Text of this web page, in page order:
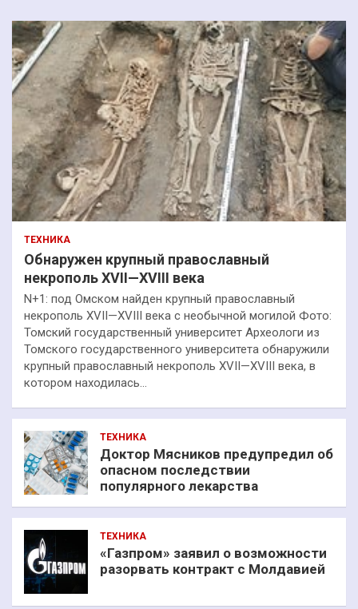
ТЕХНИКА
Обнаружен крупный православный
некрополь XVII—XVIII века
N+1: под Омском найден крупный православный
некрополь XVII—XVIII века с необычной могилой Фото:
Томский государственный университет Археологи из
Томского государственного университета обнаружили
крупный православный некрополь XVII—XVIII века, в
котором находилась…
ТЕХНИКА
Доктор Мясников предупредил об
опасном последствии
популярного лекарства
ТЕХНИКА
«Газпром» заявил о возможности
разорвать контракт с Молдавией